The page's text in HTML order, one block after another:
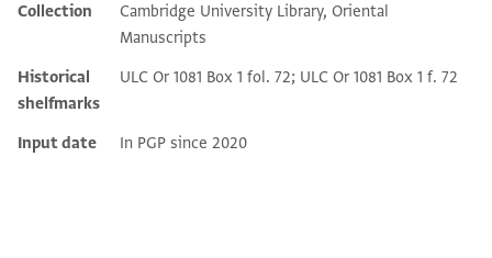
Collection
Cambridge University Library, Oriental
Manuscripts
Historical
shelfmarks
ULC Or 1081 Box 1 fol. 72; ULC Or 1081 Box 1 f. 72
Input date In PGP since 2020